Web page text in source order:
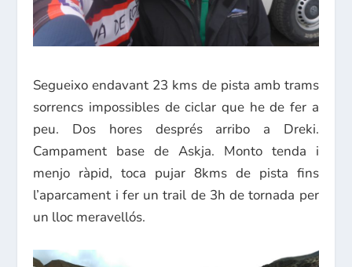
Segueixo endavant 23 kms de pista amb trams
sorrencs impossibles de ciclar que he de fer a
peu. Dos hores després arribo a Dreki.
Campament base de Askja. Monto tenda i
menjo ràpid, toca pujar 8kms de pista fins
l’aparcament i fer un trail de 3h de tornada per
un lloc meravellós.